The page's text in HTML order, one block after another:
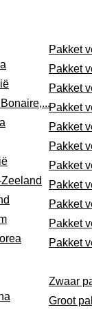
Pakket
Pakket
Pakket
Pakket
Pakket
Pakket
Pakket
Pakket
Pakket
Pakket
Pakket
Zwaar
Groot